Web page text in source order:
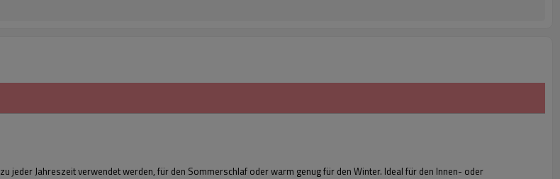
jeder Jahreszeit verwendet werden, für den Sommerschlaf oder warm genug für den Winter. Ideal für den Innen- oder